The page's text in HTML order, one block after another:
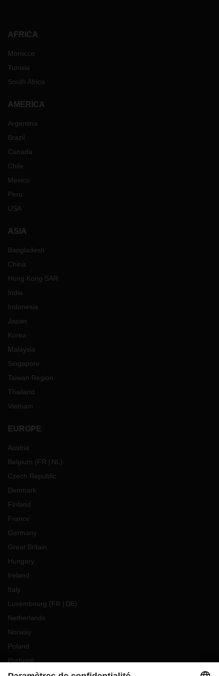
AFRICA
Morocco
Tunisia
South Africa
AMERICA
Argentina
Brazil
Canada
Chile
Mexico
Peru
USA
ASIA
Bangladesh
China
Hong Kong SAR
India
Indonesia
Japan
Korea
Malaysia
Singapore
Taiwan Region
Thailand
Vietnam
EUROPE
Austria
Belgium (FR NL )
Czech Republic
Denmark
Finland
France
Germany
Great Britain
Hungary
Ireland
Italy
Luxembourg (FR DE)
Netherlands
Norway
Poland
Portugal